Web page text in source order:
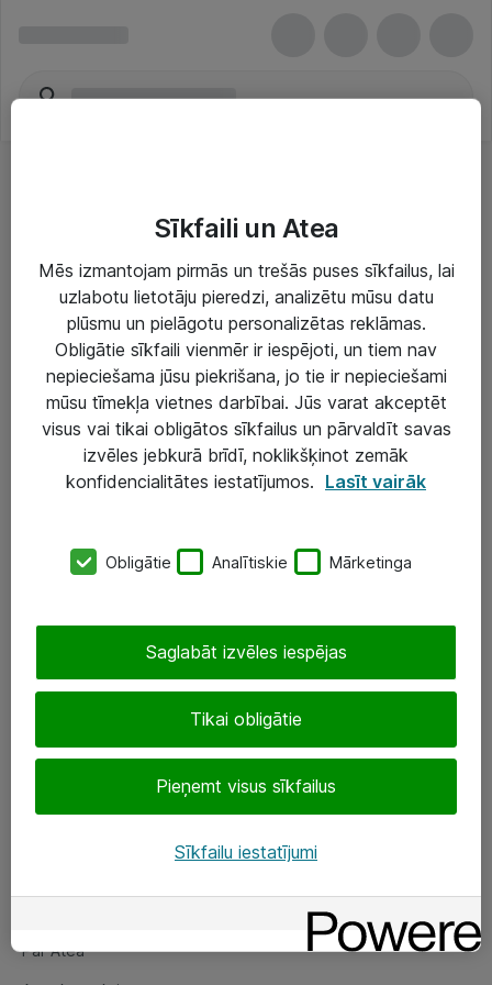
Risinājumi & Pakalpojumi
IT serviss un atbalsts
IT infrastruktūra
Darba vietu IT risinājumi
Serveri un datu centri
SIA „ATEA”
eShop@atea.lv
Sekojiet mums
Par Atea
Par Atea
Sīkfaili un Atea
Mēs izmantojam pirmās un trešās puses sīkfailus, lai
uzlabotu lietotāju pieredzi, analizētu mūsu datu
plūsmu un pielāgotu personalizētas reklāmas.
Obligātie sīkfaili vienmēr ir iespējoti, un tiem nav
nepieciešama jūsu piekrišana, jo tie ir nepieciešami
mūsu tīmekļa vietnes darbībai. Jūs varat akceptēt
visus vai tikai obligātos sīkfailus un pārvaldīt savas
izvēles jebkurā brīdī, noklikšķinot zemāk
konfidencialitātes iestatījumos. Lasīt vairāk
Obligātie Analītiskie Mārketinga
Tikai obligātie
Pieņemt visus sīkfailus
Saglabāt izvēles iespējas
Sīkfailu iestatījumi